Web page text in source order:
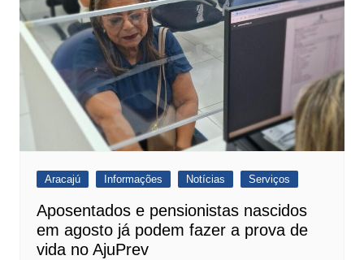
Aracajú Informações Notícias Serviços
Aposentados e pensionistas nascidos
em agosto já podem fazer a prova de
vida no AjuPrev